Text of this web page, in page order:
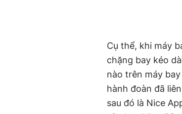
Cụ thể, khi máy
chặng bay kéo
nào trên máy
hành đoàn đã
sau đó là Nice